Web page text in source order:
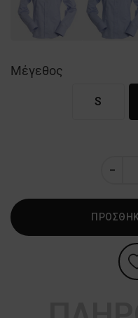
Μέγεθος
S